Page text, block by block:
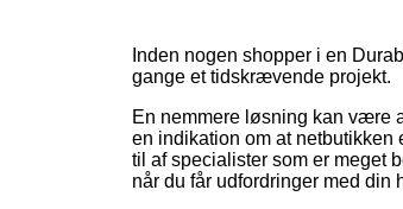
Inden nogen shopper i en
gange et tidskrævende projekt.
En nemmere løsning kan være
en indikation om at
til af specialister som er meget
når du får udfordringer med din